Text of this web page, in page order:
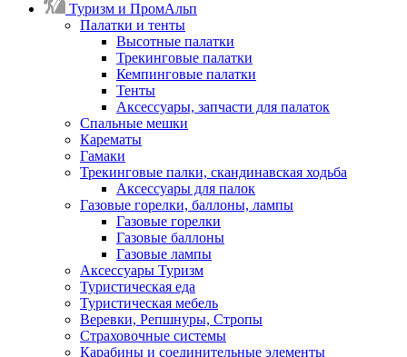
Туризм и ПромАльп
Палатки и тенты
Высотные палатки
Трекинговые палатки
Кемпинговые палатки
Тенты
Аксессуары, запчасти для палаток
Спальные мешки
Карематы
Гамаки
Трекинговые палки, скандинавская ходьба
Аксессуары для палок
Газовые горелки, баллоны, лампы
Газовые горелки
Газовые баллоны
Газовые лампы
Аксессуары Туризм
Туристическая еда
Туристическая мебель
Веревки, Репшнуры, Стропы
Страховочные системы
Карабины и соединительные элементы